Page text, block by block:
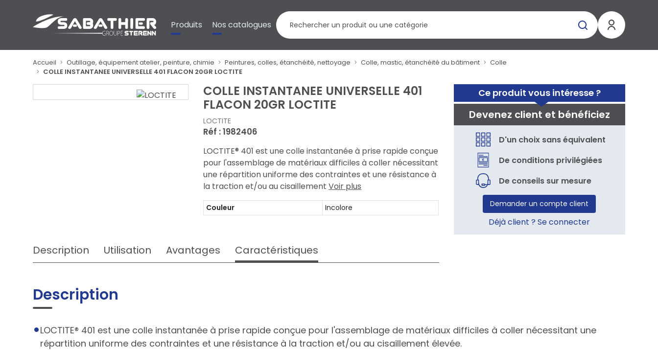
Produits Nos catalogues
Accueil Outillage, équipement atelier, peinture, chimie Peintures, colles, étanchéité, nettoyage Colle, mastic, étanchéité du bâtiment
Colle
COLLE INSTANTANEE UNIVERSELLE 401 FLACON 20GR LOCTITE
Ce produit vous intéresse ?
Devenez client et bénéficiez
D'un choix sans équivalent
De conditions privilégiées
De conseils sur mesure
Demander un compte client
Déjà client ? Se connecter
COLLE INSTANTANEE UNIVERSELLE 401
FLACON 20GR LOCTITE
LOCTITE
Réf : 1982406
LOCTITE® 401 est une colle instantanée à prise rapide conçue
pour l'assemblage de matériaux difficiles à coller nécessitant
une répartition uniforme des contraintes et une résistance à
la traction et/ou au cisaillementVoir plus
Couleur Incolore
Description Utilisation Avantages Caractéristiques
Description
LOCTITE® 401 est une colle instantanée à prise rapide conçue pour l'assemblage de matériaux difficiles à coller nécessitant une
répartition uniforme des contraintes et une résistance à la traction et/ou au cisaillement élevée.